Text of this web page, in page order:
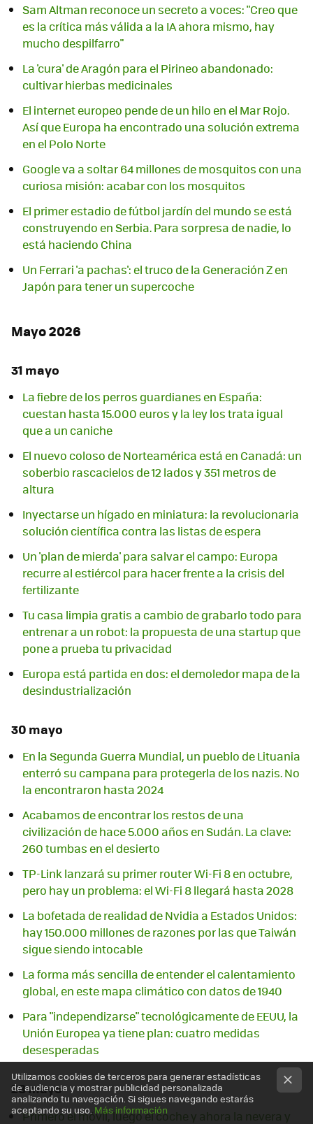
Sam Altman reconoce un secreto a voces: "Creo que
es la crítica más válida a la IA ahora mismo, hay
mucho despilfarro"
La 'cura' de Aragón para el Pirineo abandonado:
cultivar hierbas medicinales
El internet europeo pende de un hilo en el Mar Rojo.
Así que Europa ha encontrado una solución extrema
en el Polo Norte
Google va a soltar 64 millones de mosquitos con una
curiosa misión: acabar con los mosquitos
El primer estadio de fútbol jardín del mundo se está
construyendo en Serbia. Para sorpresa de nadie, lo
está haciendo China
Un Ferrari 'a pachas': el truco de la Generación Z en
Japón para tener un supercoche
Mayo 2026
31 mayo
La fiebre de los perros guardianes en España:
cuestan hasta 15.000 euros y la ley los trata igual
que a un caniche
El nuevo coloso de Norteamérica está en Canadá: un
soberbio rascacielos de 12 lados y 351 metros de
altura
Inyectarse un hígado en miniatura: la revolucionaria
solución científica contra las listas de espera
Un 'plan de mierda' para salvar el campo: Europa
recurre al estiércol para hacer frente a la crisis del
fertilizante
Tu casa limpia gratis a cambio de grabarlo todo para
entrenar a un robot: la propuesta de una startup que
pone a prueba tu privacidad
Europa está partida en dos: el demoledor mapa de la
desindustrialización
30 mayo
En la Segunda Guerra Mundial, un pueblo de Lituania
enterró su campana para protegerla de los nazis. No
la encontraron hasta 2024
Acabamos de encontrar los restos de una
civilización de hace 5.000 años en Sudán. La clave:
260 tumbas en el desierto
TP-Link lanzará su primer router Wi-Fi 8 en octubre,
pero hay un problema: el Wi-Fi 8 llegará hasta 2028
La bofetada de realidad de Nvidia a Estados Unidos:
hay 150.000 millones de razones por las que Taiwán
sigue siendo intocable
La forma más sencilla de entender el calentamiento
global, en este mapa climático con datos de 1940
Para "independizarse" tecnológicamente de EEUU, la
Unión Europea ya tiene plan: cuatro medidas
desesperadas
28 mayo
Primero el móvil, luego el coche y ahora la nevera y
Utilizamos cookies de terceros para generar estadísticas
de audiencia y mostrar publicidad personalizada
analizando tu navegación. Si sigues navegando estarás
aceptando su uso.Más información